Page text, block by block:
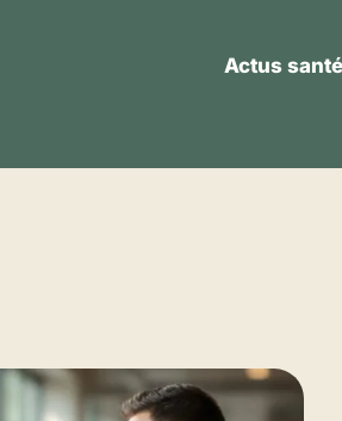
Actus santé